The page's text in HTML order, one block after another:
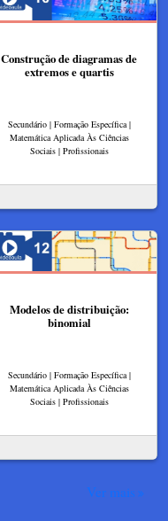
Construção de diagramas de
extremos e quartis
Secundário | Formação Específica |
Matemática Aplicada Às Ciências
Sociais | Profissionais
Modelos de distribuição:
binomial
Secundário | Formação Específica |
Matemática Aplicada Às Ciências
Sociais | Profissionais
Ver mais